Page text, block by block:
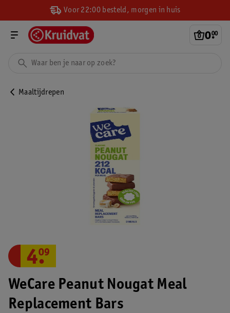
Voor 22:00 besteld, morgen in huis
0.
00
Maaltijdrepen
WeCare Peanut Nougat Meal
Replacement Bars
4.
09